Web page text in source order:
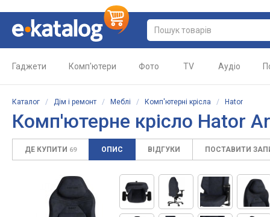
Гаджети Комп'ютери Фото TV Аудіо
Каталог / Дім і ремонт / Меблі / Комп'ютерні крісла / Hator
Комп'ютерне крісло Hator
ДЕ КУПИТИ 69 ОПИС ВІДГУКИ ПОСТАВИТИ